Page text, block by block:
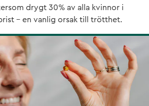
drygt 30% av alla kvinnor i
– en vanlig orsak till trötthet.